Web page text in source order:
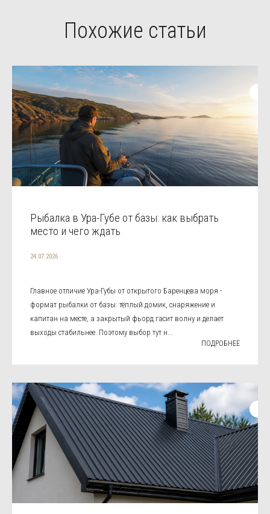
Похожие статьи
Рыбалка в Ура-Губе от базы: как выбрать
место и чего ждать
24.07.2026
Главное отличие Ура-Губы от открытого Баренцева моря -
формат рыбалки от базы: тёплый домик, снаряжение и
капитан на месте, а закрытый фьорд гасит волну и делает
выходы стабильнее. Поэтому выбор тут н...
ПОДРОБНЕЕ